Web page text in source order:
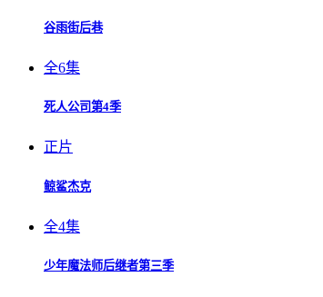
谷雨街后巷
全6集
死人公司第4季
正片
鲸鲨杰克
全4集
少年魔法师后继者第三季